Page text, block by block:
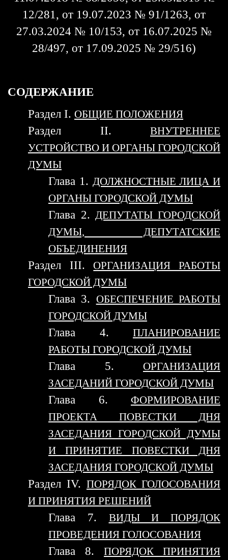
12/281, от 19.07.2023 № 91/1263, от
27.03.2024 № 10/153, от 16.07.2025 №
28/497, от 17.09.2025 № 29/516)
СОДЕРЖАНИЕ
Раздел I. ОБЩИЕ ПОЛОЖЕНИЯ
Раздел II. ВНУТРЕННЕЕ
УСТРОЙСТВО И ОРГАНЫ ГОРОДСКОЙ
ДУМЫ
Глава 1. ДОЛЖНОСТНЫЕ ЛИЦА И
ОРГАНЫ ГОРОДСКОЙ ДУМЫ
Глава 2. ДЕПУТАТЫ ГОРОДСКОЙ
ДУМЫ, ДЕПУТАТСКИЕ
ОБЪЕДИНЕНИЯ
Раздел III.ОРГАНИЗАЦИЯ РАБОТЫ
ГОРОДСКОЙ ДУМЫ
Глава 3. ОБЕСПЕЧЕНИЕ РАБОТЫ
ГОРОДСКОЙ ДУМЫ
Глава 4. ПЛАНИРОВАНИЕ
РАБОТЫ ГОРОДСКОЙ ДУМЫ
Глава 5. ОРГАНИЗАЦИЯ
ЗАСЕДАНИЙ ГОРОДСКОЙ ДУМЫ
Глава 6. ФОРМИРОВАНИЕ
ПРОЕКТА ПОВЕСТКИ ДНЯ
ЗАСЕДАНИЯ ГОРОДСКОЙ ДУМЫ
И ПРИНЯТИЕ ПОВЕСТКИ ДНЯ
ЗАСЕДАНИЯ ГОРОДСКОЙ ДУМЫ
Раздел IV. ПОРЯДОК ГОЛОСОВАНИЯ
И ПРИНЯТИЯ РЕШЕНИЙ
Глава 7. ВИДЫ И ПОРЯДОК
ПРОВЕДЕНИЯ ГОЛОСОВАНИЯ
Глава 8. ПОРЯДОК ПРИНЯТИЯ